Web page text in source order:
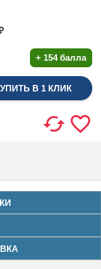
+ 154 балла
В 1 КЛИК